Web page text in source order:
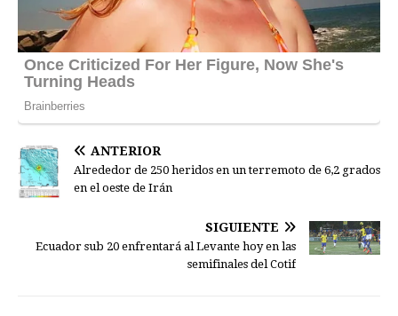
ANTERIOR
Alrededor de 250 heridos en un terremoto de 6,2 grados
en el oeste de Irán
SIGUIENTE
Ecuador sub 20 enfrentará al Levante hoy en las
semifinales del Cotif